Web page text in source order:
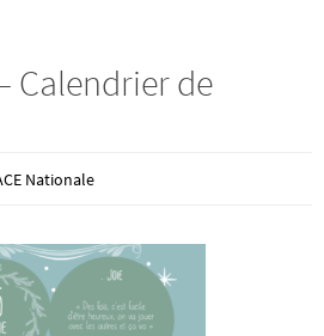
Calendrier de
Nationale